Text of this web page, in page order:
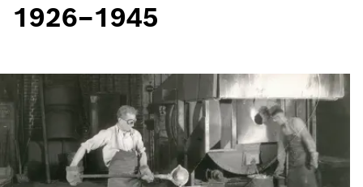
1926–1945